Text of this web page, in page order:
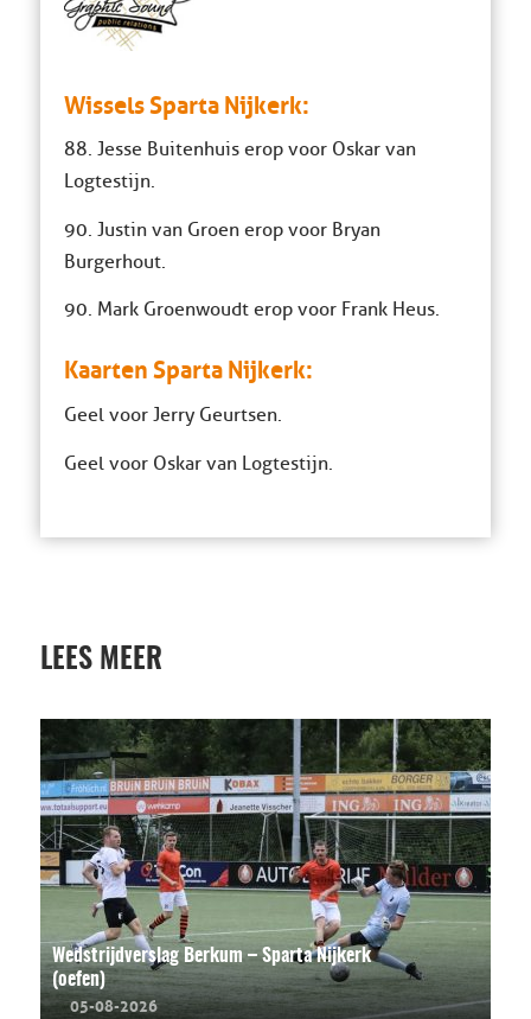
Wissels Sparta Nijkerk:
88. Jesse Buitenhuis erop voor Oskar van
Logtestijn.
90. Justin van Groen erop voor Bryan
Burgerhout.
90. Mark Groenwoudt erop voor Frank Heus.
Kaarten Sparta Nijkerk:
Geel voor Jerry Geurtsen.
Geel voor Oskar van Logtestijn.
LEES MEER
Wedstrijdverslag Berkum – Sparta Nijkerk
(oefen)
05-08-2026